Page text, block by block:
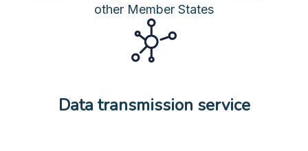
other Member States
Data transmission service